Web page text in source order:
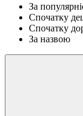
За
Спочатку
Спочатку
За назвою